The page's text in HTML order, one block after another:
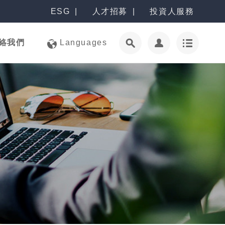
ESG 人才招募 投資人服務
我們 Languages